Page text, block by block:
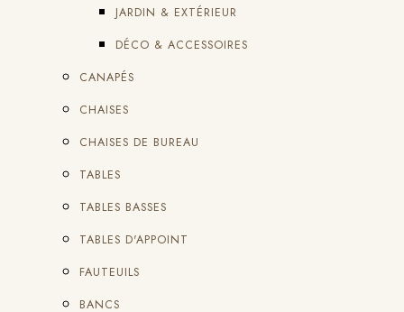
JARDIN & EXTÉRIEUR
DÉCO & ACCESSOIRES
CANAPÉS
CHAISES
CHAISES DE BUREAU
TABLES
TABLES BASSES
TABLES D'APPOINT
FAUTEUILS
BANCS